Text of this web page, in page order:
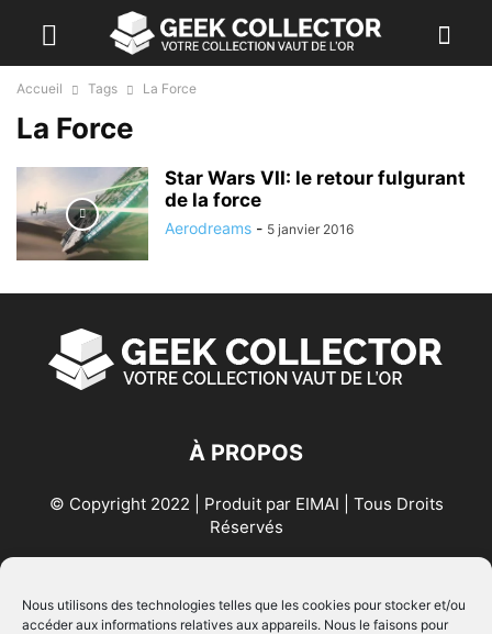
Nous utilisons des technologies telles que les cookies pour stocker et/ou
accéder aux informations relatives aux appareils. Nous le faisons pour
Accueil Tags La Force
La Force
Star Wars VII: le retour fulgurant
de la force
Aerodreams - 5 janvier 2016
À PROPOS
© Copyright 2022 | Produit par EIMAI | Tous Droits
Réservés
SUIVEZ NOUS